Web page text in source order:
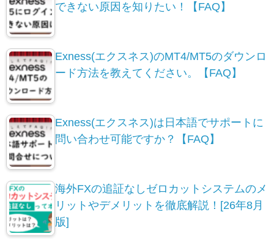
できない原因を知りたい！【FAQ】
Exness(エクスネス)のMT4/MT5のダウンロ
ード方法を教えてください。【FAQ】
Exness(エクスネス)は日本語でサポートに
問い合わせ可能ですか？【FAQ】
海外FXの追証なしゼロカットシステムのメ
リットやデメリットを徹底解説！[26年8月
版]